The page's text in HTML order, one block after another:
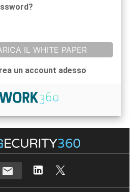
IL WHITE PAPER
un account adesso